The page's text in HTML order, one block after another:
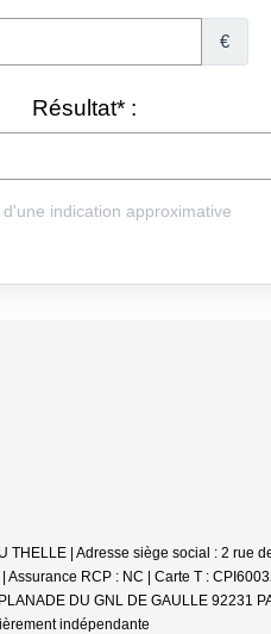
| Adresse siège social : 2 rue
RCP : NC | Carte T :
DU GNL DE GAULLE 92231
indépendante